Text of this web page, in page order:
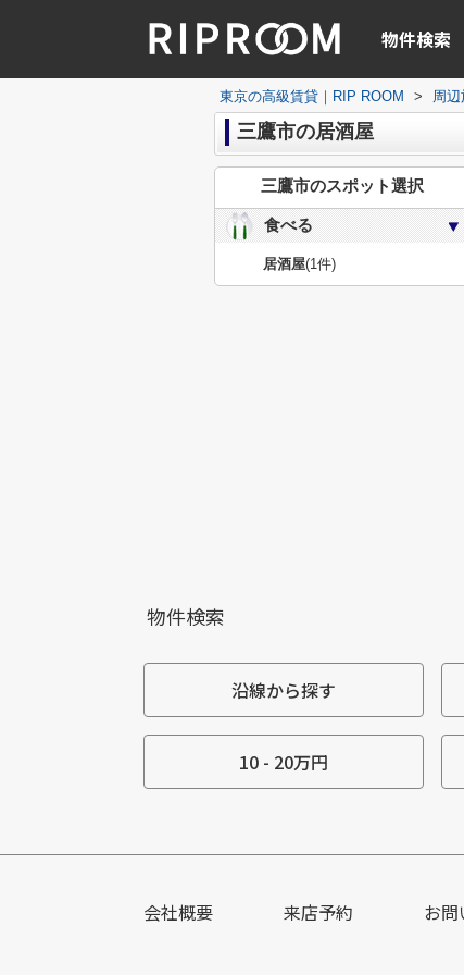
物件検索
東京の高級賃貸｜RIP ROOM > 周辺
三鷹市の居酒屋
三鷹市のスポット選択
食べる
居酒屋(1件)
物件検索
沿線から探す
10 - 20万円
会社概要 来店予約 お問